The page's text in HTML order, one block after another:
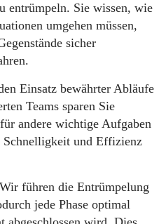
entrümpeln. Sie wissen, wie
umgehen müssen,
sicher
Einsatz bewährter Abläufe
Teams sparen Sie
andere wichtige Aufgaben
Schnelligkeit und Effizienz
Wir führen die Entrümpelung
jede Phase optimal